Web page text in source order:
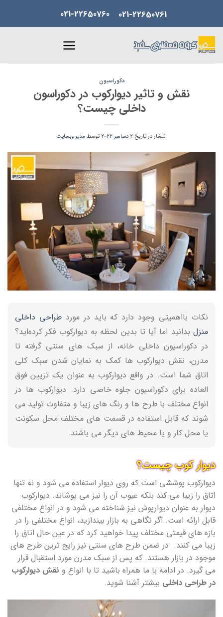
content
021-22650760 021-22650761
دکوراسیون
نقش و تاثیر دیوارکوب در دکوراسون
داخلی چیست؟
انتشار در تاریخ2 دسامبر 2022 توسط مدیر وبسایت
نکات بااهمیتی وجود دارد که باید در موردطراحی داخلی
منزل بدانید اما آیا تا بدین لحظه به دیوارکوب فکر کرده‌اید؟
در دکوراسیون داخلی خانه، از سبک های سنتی گرفته تا
مدرن، نقش دیوارکوب ها کمک به نمایان شدن سبک کلی
اتاق شما است. در واقع دیوارکوب به عنوان یک تزیین فوق
العاده برای دکوراسیون جلوه خاصی دارد. دیوارکوب ها در
انواع مختلف با طرح ها و رنگ های زیبا و متفاوت تولید می
شوند که قابل استفاده در قسمت های مختلف محل سکونت
یا محل کار و یا محیط های دیگر می باشند.
دیوار کوب چیست؟
دیوارکوب پوششی است که روی دیوار استفاده می شود و نه تنها
اتاق را زیبا می کند بلکه عیوب آن را نیز می پوشاند. دیوارکوب
دیوار به عنوان دیوارپوش نیز شناخته می شود و در انواع مختلفی
قابل ارائه است. اگر نگاهی به بازار بیندازید، انواع مختلفی را در
بازه های قیمتی مختلف پیدا خواهید کرد که در عین حال اتاق را
زیبا می کنند. در ضمن طرح های سنتی نیز رایج ترین طرح های
موجود در بازار هستند. که پس از سبک مدرن مورد استقبال قرار
می گیرد. در ادامه با ما همراه باشید تا با انواع و نقش دیوارکوب
در طراحی داخلی بیشتر آشنا شوید.